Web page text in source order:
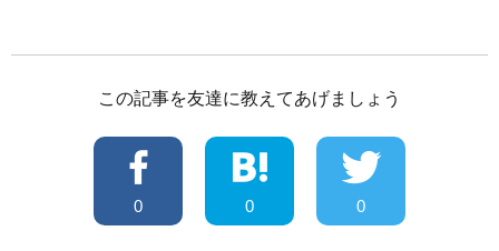
この記事を友達に教えてあげましょう
0 0 0